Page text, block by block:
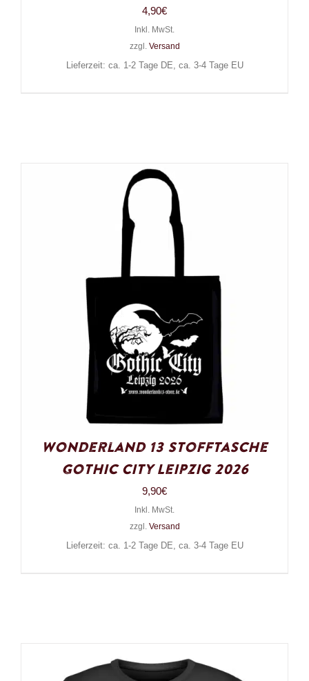
4,90€
Inkl. MwSt.
zzgl. Versand
Lieferzeit: ca. 1-2 Tage DE, ca. 3-4 Tage EU
Wonderland 13 Stofftasche
Gothic City Leipzig 2026
9,90€
Inkl. MwSt.
zzgl. Versand
Lieferzeit: ca. 1-2 Tage DE, ca. 3-4 Tage EU